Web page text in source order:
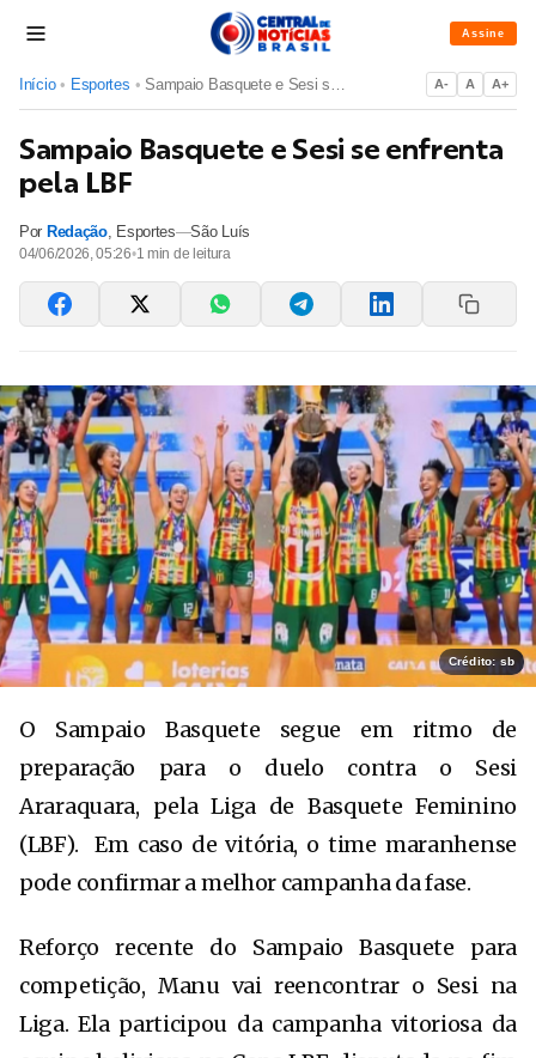
Assine
Início • Esportes • Sampaio Basquete e Sesi se enfrenta pela LBF A- A A+
Sampaio Basquete e Sesi se enfrenta
pela LBF
Por Redação, Esportes—São Luís
04/06/2026, 05:26•1 min de leitura
Crédito: sb
O Sampaio Basquete segue em ritmo de
preparação para o duelo contra o Sesi
Araraquara, pela Liga de Basquete Feminino
(LBF). Em caso de vitória, o time maranhense
pode confirmar a melhor campanha da fase.
Reforço recente do Sampaio Basquete para
competição, Manu vai reencontrar o Sesi na
Liga. Ela participou da campanha vitoriosa da